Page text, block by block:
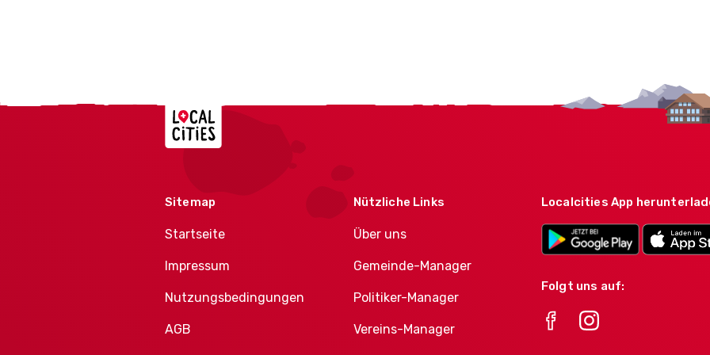
Localcities
Sitemap
Startseite
Impressum
Nutzungsbedingungen
AGB
Nützliche Links
Über uns
Gemeinde-Manager
Politiker-Manager
Vereins-Manager
Localcities App
Folgt uns auf: